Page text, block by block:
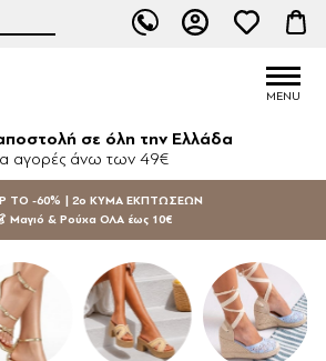
σε όλη την Ελλάδα
αγορές άνω των 49€
TO -60% | 2ο ΚΥΜΑ ΕΚΠΤΩΣΕΩΝ
Μαγιό & Ρούχα ΟΛΑ έως 10€